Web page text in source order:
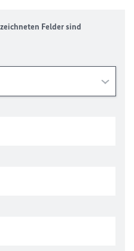
Felder sind